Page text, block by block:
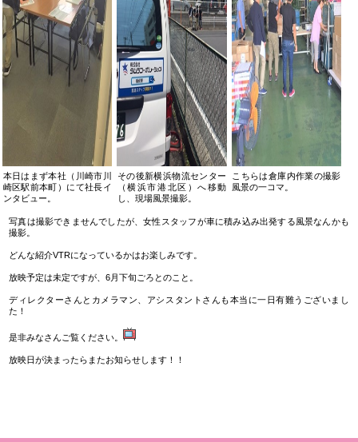
本日はまず本社（川崎市川
崎区駅前本町）にて社長イ
ンタビュー。
その後新横浜物流センター
（横浜市港北区）へ移動
し、現場風景撮影。
こちらは倉庫内作業の撮影
風景の一コマ。
写真は撮影できませんでしたが、女性スタッフが車に積み込み出発する風景なんかも
撮影。
どんな紹介VTRになっているかはお楽しみです。
放映予定は未定ですが、6月下旬ごろとのこと。
ディレクターさんとカメラマン、アシスタントさんも本当に一日有難うございまし
た！
是非みなさんご覧ください。
放映日が決まったらまたお知らせします！！